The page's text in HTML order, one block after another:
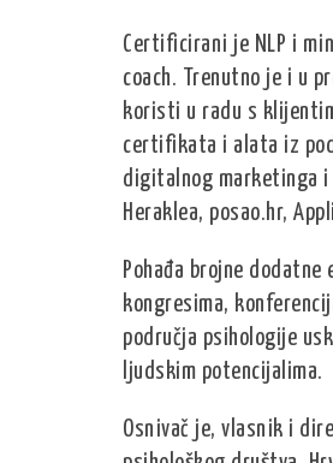
Certificirani je NLP i
coach. Trenutno je i u
koristi u radu s
certifikata i alata iz
digitalnog marketinga i
Heraklea, posao.hr,
Pohađa brojne
kongresima,
područja psihologije
ljudskim potencijalima.
Osnivač je, vlasnik i